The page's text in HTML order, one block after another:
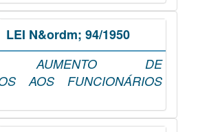
LEI N&ordm; 94/1950
AUMENTO DE
AOS FUNCIONÁRIOS